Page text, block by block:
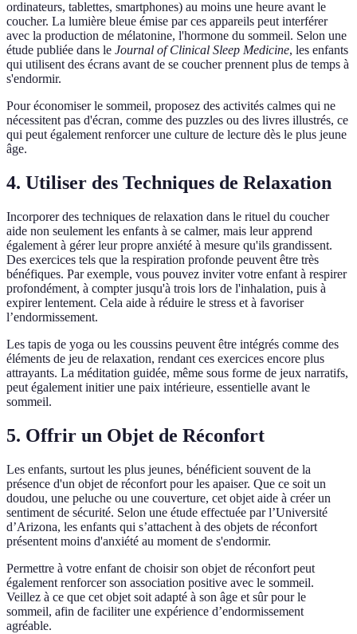
ordinateurs, tablettes, smartphones) au moins une heure avant le
coucher. La lumière bleue émise par ces appareils peut interférer
avec la production de mélatonine, l'hormone du sommeil. Selon une
étude publiée dans le Journal of Clinical Sleep Medicine, les enfants
qui utilisent des écrans avant de se coucher prennent plus de temps à
s'endormir.
Pour économiser le sommeil, proposez des activités calmes qui ne
nécessitent pas d'écran, comme des puzzles ou des livres illustrés, ce
qui peut également renforcer une culture de lecture dès le plus jeune
âge.
4. Utiliser des Techniques de Relaxation
Incorporer des techniques de relaxation dans le rituel du coucher
aide non seulement les enfants à se calmer, mais leur apprend
également à gérer leur propre anxiété à mesure qu'ils grandissent.
Des exercices tels que la respiration profonde peuvent être très
bénéfiques. Par exemple, vous pouvez inviter votre enfant à respirer
profondément, à compter jusqu'à trois lors de l'inhalation, puis à
expirer lentement. Cela aide à réduire le stress et à favoriser
l’endormissement.
Les tapis de yoga ou les coussins peuvent être intégrés comme des
éléments de jeu de relaxation, rendant ces exercices encore plus
attrayants. La méditation guidée, même sous forme de jeux narratifs,
peut également initier une paix intérieure, essentielle avant le
sommeil.
5. Offrir un Objet de Réconfort
Les enfants, surtout les plus jeunes, bénéficient souvent de la
présence d'un objet de réconfort pour les apaiser. Que ce soit un
doudou, une peluche ou une couverture, cet objet aide à créer un
sentiment de sécurité. Selon une étude effectuée par l’Université
d’Arizona, les enfants qui s’attachent à des objets de réconfort
présentent moins d'anxiété au moment de s'endormir.
Permettre à votre enfant de choisir son objet de réconfort peut
également renforcer son association positive avec le sommeil.
Veillez à ce que cet objet soit adapté à son âge et sûr pour le
sommeil, afin de faciliter une expérience d’endormissement
agréable.